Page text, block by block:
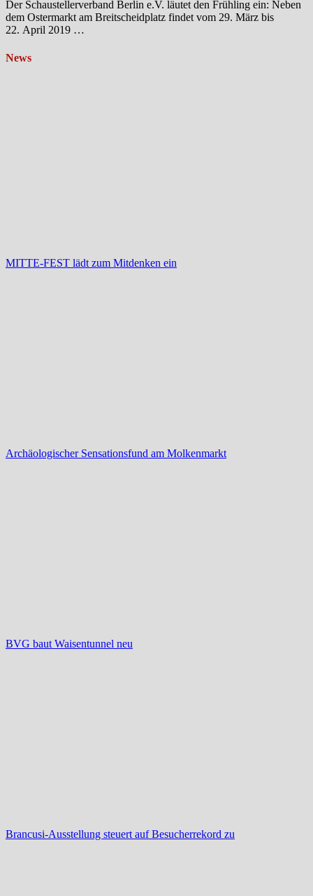
Der Schaustellerverband Berlin e.V. läutet den Frühling ein: Neben
dem Ostermarkt am Breitscheidplatz findet vom 29. März bis
22. April 2019 …
News
MITTE-FEST lädt zum Mitdenken ein
Archäologischer Sensationsfund am Molkenmarkt
BVG baut Waisentunnel neu
Brancusi-Ausstellung steuert auf Besucherrekord zu